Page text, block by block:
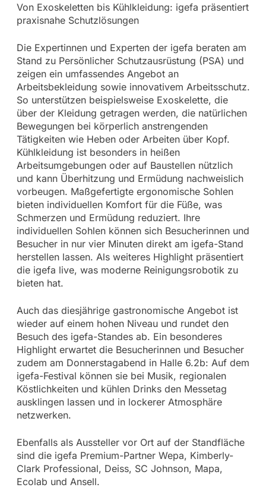
Von Exoskeletten bis Kühlkleidung: igefa präsentiert
praxisnahe Schutzlösungen
Die Expertinnen und Experten der igefa beraten am
Stand zu Persönlicher Schutzausrüstung (PSA) und
zeigen ein umfassendes Angebot an
Arbeitsbekleidung sowie innovativem Arbeitsschutz.
So unterstützen beispielsweise Exoskelette, die
über der Kleidung getragen werden, die natürlichen
Bewegungen bei körperlich anstrengenden
Tätigkeiten wie Heben oder Arbeiten über Kopf.
Kühlkleidung ist besonders in heißen
Arbeitsumgebungen oder auf Baustellen nützlich
und kann Überhitzung und Ermüdung nachweislich
vorbeugen. Maßgefertigte ergonomische Sohlen
bieten individuellen Komfort für die Füße, was
Schmerzen und Ermüdung reduziert. Ihre
individuellen Sohlen können sich Besucherinnen und
Besucher in nur vier Minuten direkt am igefa-Stand
herstellen lassen. Als weiteres Highlight präsentiert
die igefa live, was moderne Reinigungsrobotik zu
bieten hat.
Auch das diesjährige gastronomische Angebot ist
wieder auf einem hohen Niveau und rundet den
Besuch des igefa-Standes ab. Ein besonderes
Highlight erwartet die Besucherinnen und Besucher
zudem am Donnerstagabend in Halle 6.2b: Auf dem
igefa-Festival können sie bei Musik, regionalen
Köstlichkeiten und kühlen Drinks den Messetag
ausklingen lassen und in lockerer Atmosphäre
netzwerken.
Ebenfalls als Aussteller vor Ort auf der Standfläche
sind die igefa Premium-Partner Wepa, Kimberly-
Clark Professional, Deiss, SC Johnson, Mapa,
Ecolab und Ansell.